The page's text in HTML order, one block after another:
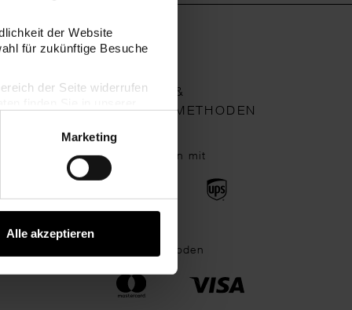
der Website
für zukünftige Besuche
der Seite widerrufen
Marketing
Alle akzeptieren
VERSAND- &
ZAHLUNGSMETHODEN
Wir verschicken mit
Zahlungsmethoden